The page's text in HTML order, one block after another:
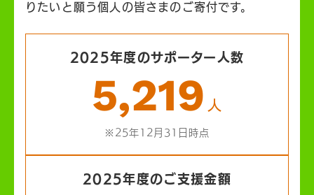
りたいと願う個人の皆さまのご寄付です。
2025年度のサポーター人数
5,219 人
※25年12月31日時点
2025年度のご支援金額